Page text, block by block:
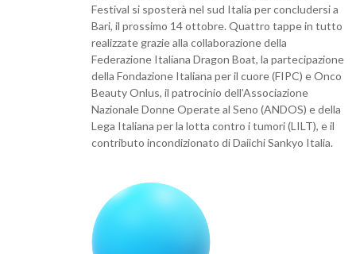
Festival si sposterà nel sud Italia per concludersi a
Bari, il prossimo 14 ottobre. Quattro tappe in tutto
realizzate grazie alla collaborazione della
Federazione Italiana Dragon Boat, la partecipazione
della Fondazione Italiana per il cuore (FIPC) e Onco
Beauty Onlus, il patrocinio dell’Associazione
Nazionale Donne Operate al Seno (ANDOS) e della
Lega Italiana per la lotta contro i tumori (LILT), e il
contributo incondizionato di Daiichi Sankyo Italia.